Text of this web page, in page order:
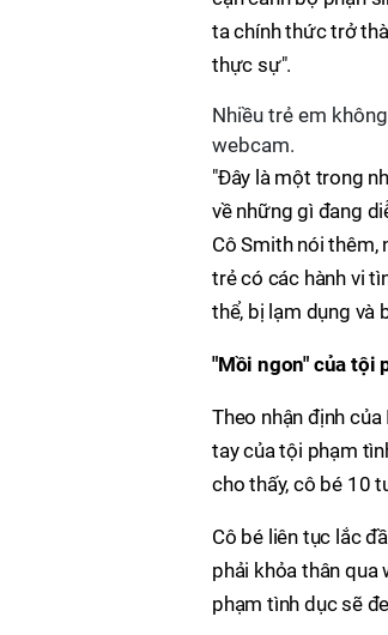
ta chính thức trở
thực sự".
Nhiều trẻ em
webcam.
"Đây là một trong
về những gì đang
Cô Smith nói thêm,
trẻ có các hành vi
thể, bị lạm dụng và
"Mồi ngon" của tội
Theo nhận định
tay của tội phạm
cho thấy, cô bé 10
Cô bé liên tục lắc
phải khỏa thân qua
phạm tình dục sẽ